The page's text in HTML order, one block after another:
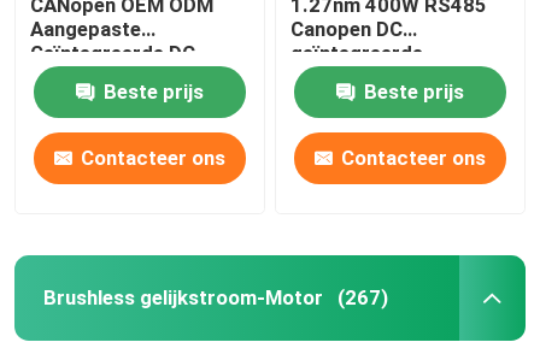
Aangepaste
Geïntegreerde DC
Servomotor Nema 17
23 24 34 Borstelloze
BLDC Servomotor met
Geïntegreerde
Ingebouwde Drivers
Beste prijs
Contacteer ons
Canopen DC
geïntegreerde
servomotor met
bestuurder samen met
rem of versnellingsbak
Beste prijs
Contacteer ons
Brushless gelijkstroom-Motor (267)